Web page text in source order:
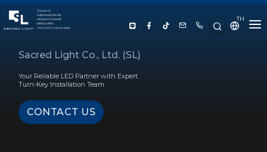
TH
HOME
ABOUT US
PRODUCT
Sacred Light Co., Ltd. (SL)
Your Reliable LED Partner with Expert
Turn-Key Installation Team
CONTACT US